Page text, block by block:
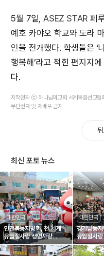
5월 7일, ASEZ STAR 페
예호 카야오 학교와 도라
인을 전개했다. 학생들은 ‘
행복해’라고 적힌 편지지
다.
저작권자 ⓒ 하나님의교회 세계복음선교협
무단전재 및 재배포 금지
뒤
최신 포토 뉴스
대한민국
인천북동지방회, 전 세계
유월절사랑 생명사랑
제1895차 헌혈릴레이
대한민국
경기남동
유월절사
제1836차